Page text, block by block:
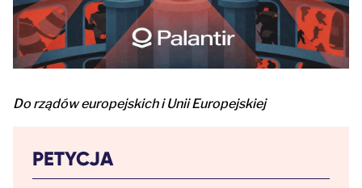
Do rządów europejskich i Unii Europejskiej
PETYCJA